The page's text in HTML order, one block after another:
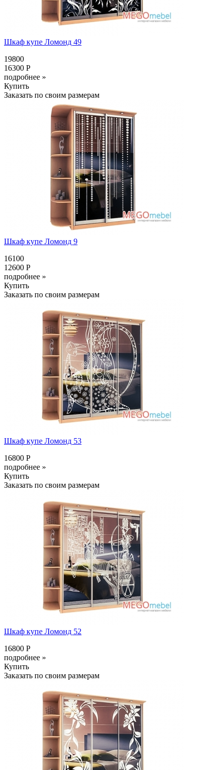
Шкаф купе Ломонд 49
19800
16300 Р
подробнее »
Купить
Заказать по своим размерам
Шкаф купе Ломонд 9
16100
12600 Р
подробнее »
Купить
Заказать по своим размерам
Шкаф купе Ломонд 53
16800 Р
подробнее »
Купить
Заказать по своим размерам
Шкаф купе Ломонд 52
16800 Р
подробнее »
Купить
Заказать по своим размерам